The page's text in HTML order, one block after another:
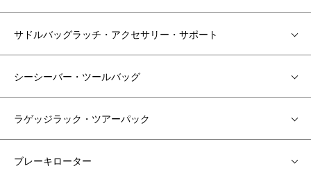
サドルバッグラッチ・アクセサリー・サポート
シーシーバー・ツールバッグ
ラゲッジラック・ツアーパック
ブレーキローター